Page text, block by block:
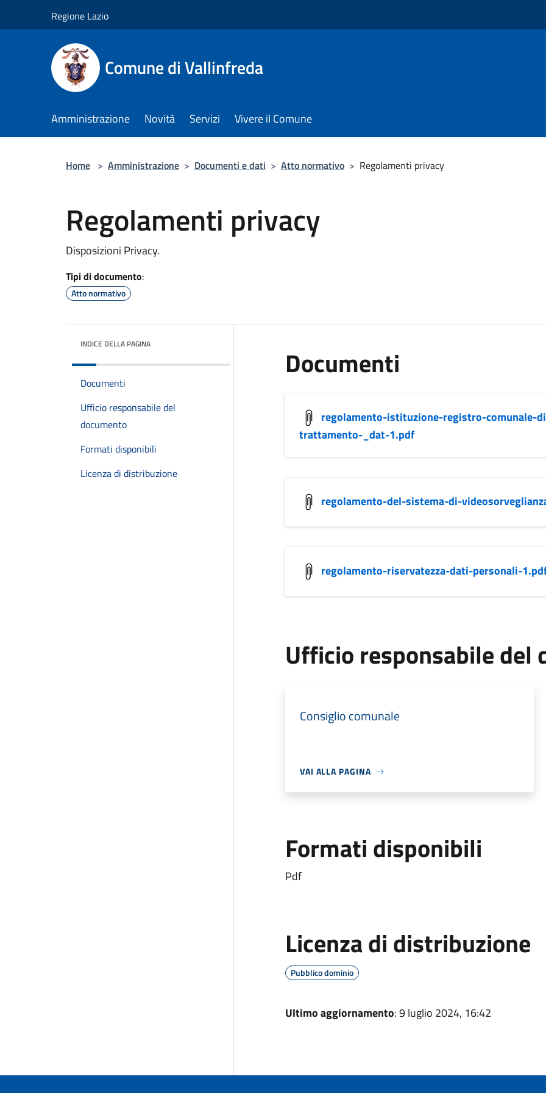
Regione Lazio
Comune di Vallinfreda
Amministrazione Novità Servizi Vivere il Comune
Home > Amministrazione > Documenti e dati > Atto normativo > Regolamenti privacy
Regolamenti privacy
Disposizioni Privacy.
Tipi di documento:
Atto normativo
INDICE DELLA PAGINA
Documenti
Ufficio responsabile del
documento
Formati disponibili
Licenza di distribuzione
Documenti
regolamento-istituzione-registro-comunale-
trattamento-_dat-1.pdf
regolamento-del-sistema-di-
regolamento-riservatezza-dati-personali-
Ufficio responsabile del
Consiglio comunale
VAI ALLA PAGINA
Formati disponibili
Pdf
Licenza di distribuzione
Pubblico dominio
Ultimo aggiornamento: 9 luglio 2024, 16:42